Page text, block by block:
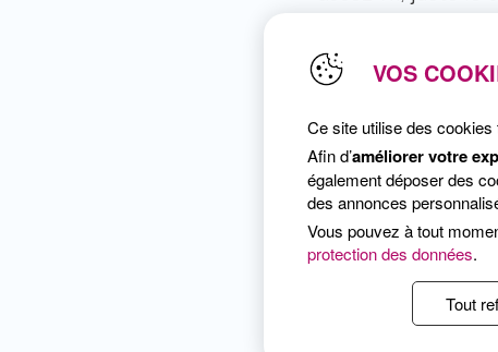
Placez la galette
ôtez la poêle du
Saupoudrez de
VOS
Ce site utilise des
Afin d’améliorer votre
également déposer des
des annonces
Vous pouvez à tout
protection des données.
Tout